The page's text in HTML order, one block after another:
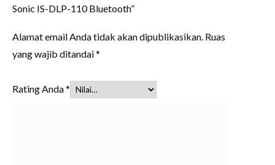
Sonic IS-DLP-110 Bluetooth”
Alamat email Anda tidak akan dipublikasikan. Ruas
yang wajib ditandai*
Rating Anda*